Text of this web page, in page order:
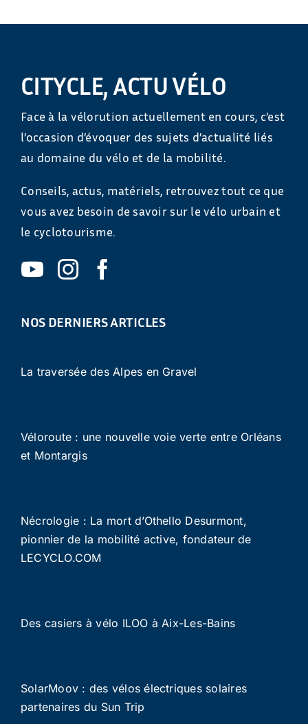
CITYCLE, ACTU VÉLO
Face à la vélorution actuellement en cours, c’est
l’occasion d’évoquer des sujets d’actualité liés
au domaine du vélo et de la mobilité.
Conseils, actus, matériels, retrouvez tout ce que
vous avez besoin de savoir sur le vélo urbain et
le cyclotourisme.
NOS DERNIERS ARTICLES
La traversée des Alpes en Gravel
Véloroute : une nouvelle voie verte entre Orléans
et Montargis
Nécrologie : La mort d’Othello Desurmont,
pionnier de la mobilité active, fondateur de
LECYCLO.COM
Des casiers à vélo ILOO à Aix-Les-Bains
SolarMoov : des vélos électriques solaires
partenaires du Sun Trip